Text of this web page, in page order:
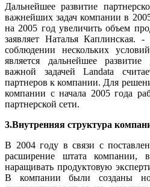
Дальнейшее развитие
важнейших задач компании в
на 2005 год увеличить объем
заявляет Наталья
соблюдении нескольких
является дальнейшее
важной задачей Landata
партнеров к компании. Для
компании с начала 2005 года
партнерской сети.
3.Внутренняя структура
В 2004 году в связи с
расширение штата компании,
наращивать продуктовую
В компании были созданы